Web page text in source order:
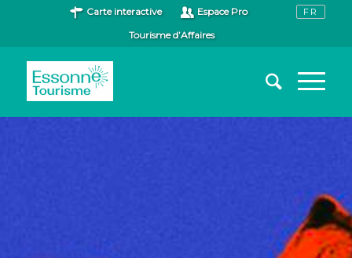
Carte interactive
Espace Pro
Tourisme d’Affaires